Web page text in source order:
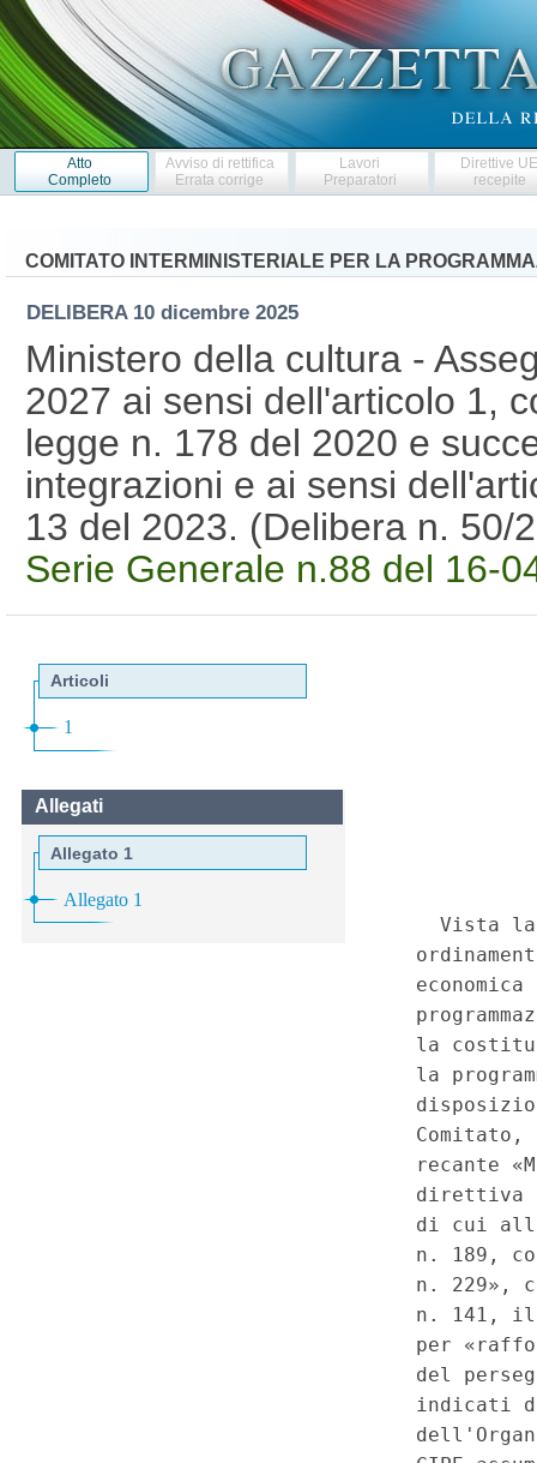
Atto
Completo
Avviso di rettifica
Errata corrige
Lavori
Preparatori
Direttive
recepite
COMITATO INTERMINISTERIALE PER LA
DELIBERA 10 dicembre 2025
Ministero della cultura -
2027 ai sensi dell'articolo 1,
legge n. 178 del 2020 e
integrazioni e ai sensi
13 del 2023. (Delibera n.
Serie Generale n.88 del 16-